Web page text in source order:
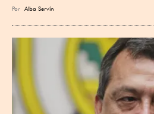
Por Alba Servín